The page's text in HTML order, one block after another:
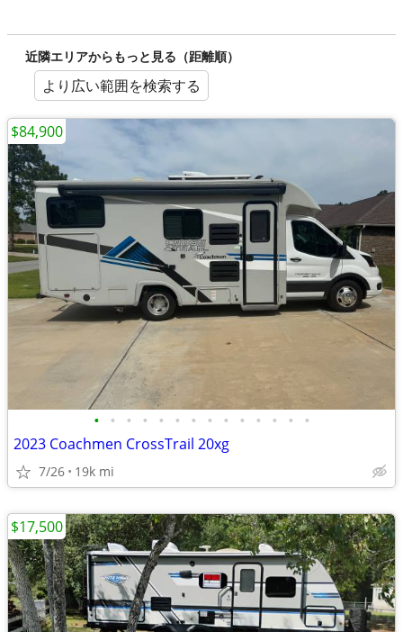
近隣エリアからもっと見る（距離順）
より広い範囲を検索する
• • • • • • • • • • • • • •
2023 Coachmen CrossTrail 20xg
7/26 19k mi
$84,900
$17,500